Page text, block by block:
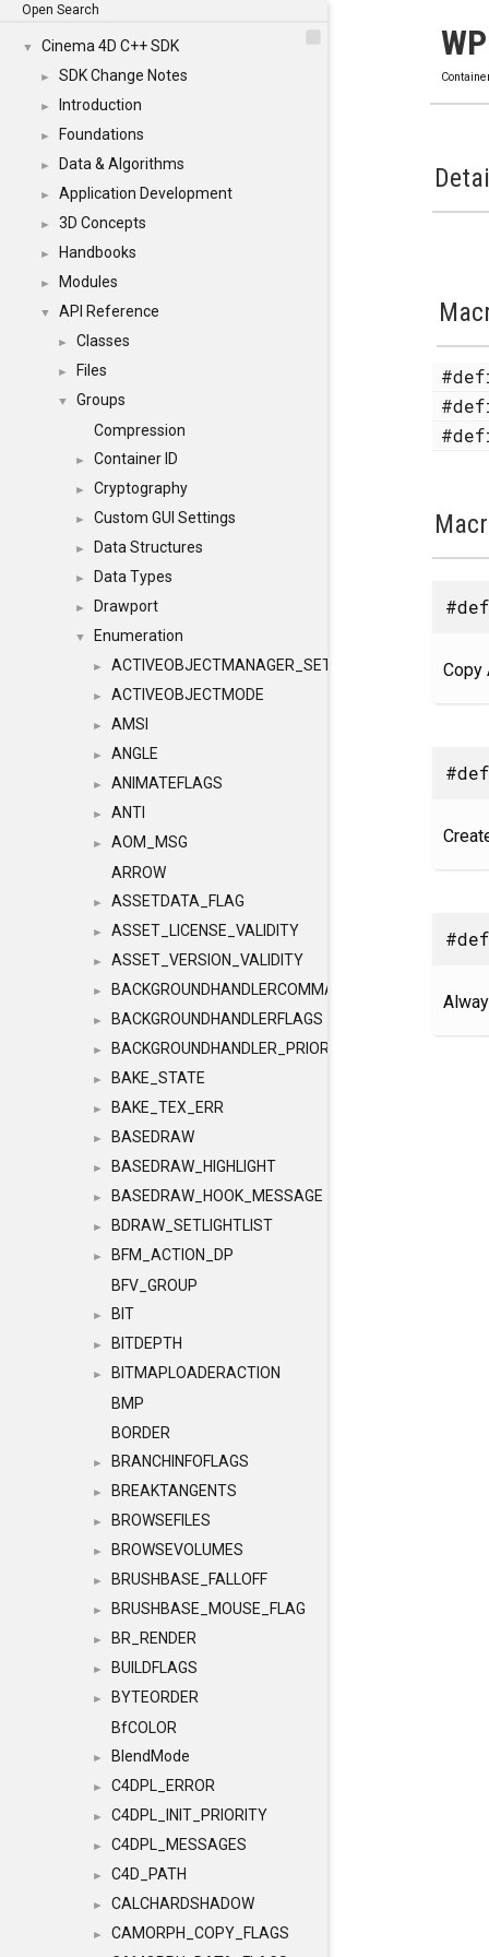
Open Search
▼ Cinema 4D C++ SDK
► SDK Change Notes
► Introduction
► Foundations
► Data & Algorithms
► Application Development
► 3D Concepts
► Handbooks
► Modules
▼ API Reference
► Classes
► Files
▼
Groups
Compression
► Container ID
► Cryptography
► Custom GUI Settings
► Data Structures
► Data Types
► Drawport
▼ Enumeration
► ACTIVEOBJECTMANAGER_SETOBJECTS
► ACTIVEOBJECTMODE
► AMSI
► ANGLE
► ANIMATEFLAGS
► ANTI
►
AOM_MSG
ARROW
► ASSETDATA_FLAG
► ASSET_LICENSE_VALIDITY
► ASSET_VERSION_VALIDITY
► BACKGROUNDHANDLERCOMMAND
► BACKGROUNDHANDLERFLAGS
► BACKGROUNDHANDLER_PRIORITY
► BAKE_STATE
► BAKE_TEX_ERR
► BASEDRAW
► BASEDRAW_HIGHLIGHT
► BASEDRAW_HOOK_MESSAGE
► BDRAW_SETLIGHTLIST
►
BFM_ACTION_DP
BFV_GROUP
► BIT
► BITDEPTH
►
BITMAPLOADERACTION
BMP
BORDER
► BRANCHINFOFLAGS
► BREAKTANGENTS
► BROWSEFILES
► BROWSEVOLUMES
► BRUSHBASE_FALLOFF
► BRUSHBASE_MOUSE_FLAG
► BR_RENDER
► BUILDFLAGS
►
BYTEORDER
BfCOLOR
► BlendMode
► C4DPL_ERROR
► C4DPL_INIT_PRIORITY
► C4DPL_MESSAGES
► C4D_PATH
► CALCHARDSHADOW
►
CAMORPH_COPY_FLAGS
Copy